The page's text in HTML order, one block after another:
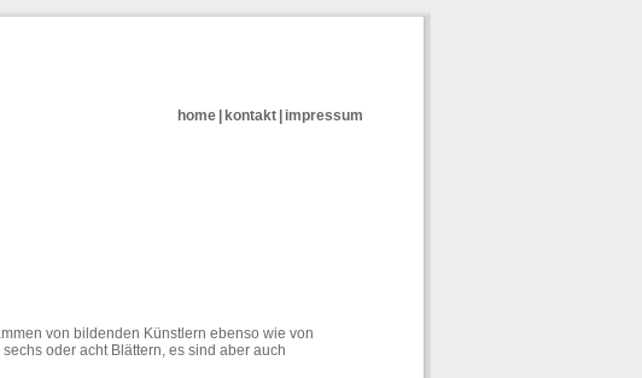
home kontakt impressum
von bildenden Künstlern ebenso wie von
oder acht Blättern, es sind aber auch